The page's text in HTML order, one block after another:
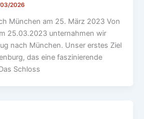
2026
München am 25. März 2023 Von
25.03.2023 unternahmen wir
nach München. Unser erstes Ziel
das eine faszinierende
Schloss